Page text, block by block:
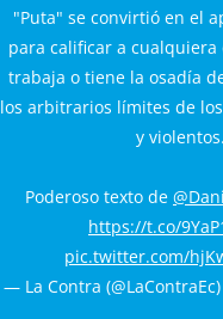
"Puta" se convirtió en el
para calificar a cualquiera
trabaja o tiene la osadía
los arbitrarios límites de
y violentos.
Poderoso texto de
https://t.co/
pic.twitter.com/
— La Contra (@LaContraEc)